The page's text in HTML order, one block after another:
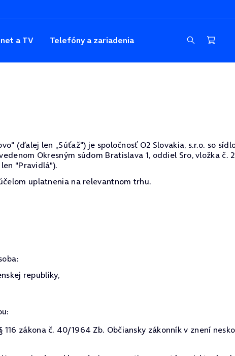
a TV Telefóny a zariadenia
(ďalej len „Súťaž") je spoločnosť O2 Slovakia, s.r.o. so
Okresným súdom Bratislava 1, oddiel Sro, vložka č.
"Pravidlá").
uplatnenia na relevantnom trhu.
republiky,
zákona č. 40/1964 Zb. Občiansky zákonník v znení